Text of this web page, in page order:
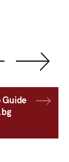
Guide